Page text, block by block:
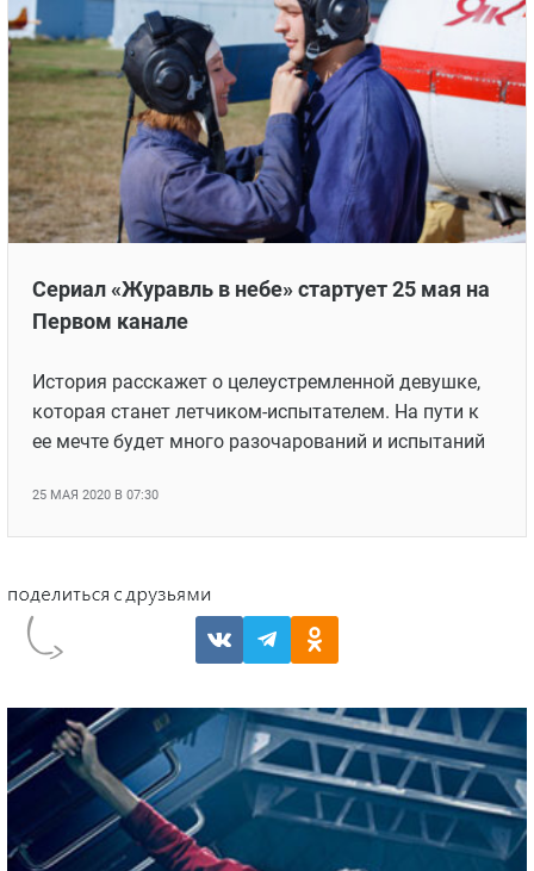
Сериал «Журавль в небе» стартует 25 мая на
Первом канале
История расскажет о целеустремленной девушке,
которая станет летчиком-испытателем. На пути к
ее мечте будет много разочарований и испытаний
25 МАЯ 2020 В 07:30